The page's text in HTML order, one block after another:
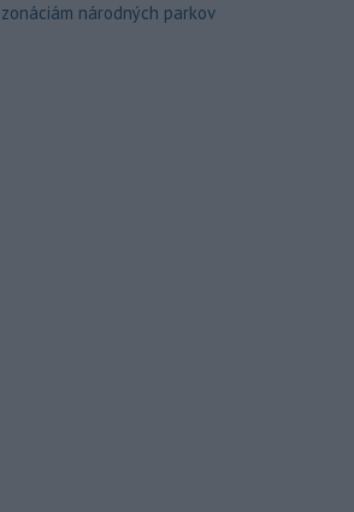
zonáciám národných parkov